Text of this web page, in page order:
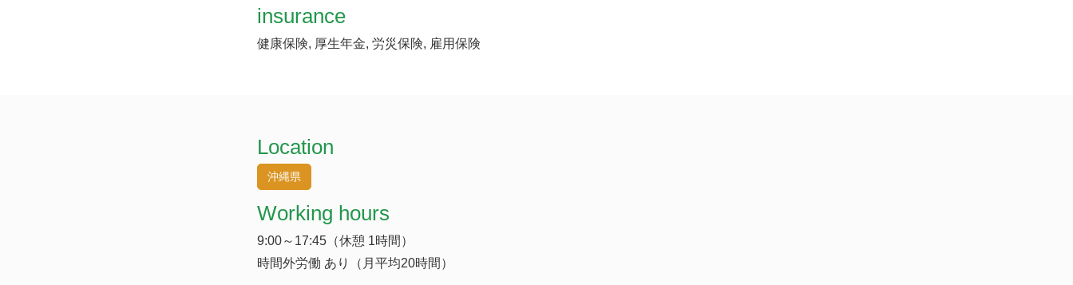
insurance
健康保険, 厚生年金, 労災保険, 雇用保険
Location
沖縄県
Working hours
9:00～17:45（休憩 1時間）
時間外労働 あり（月平均20時間）